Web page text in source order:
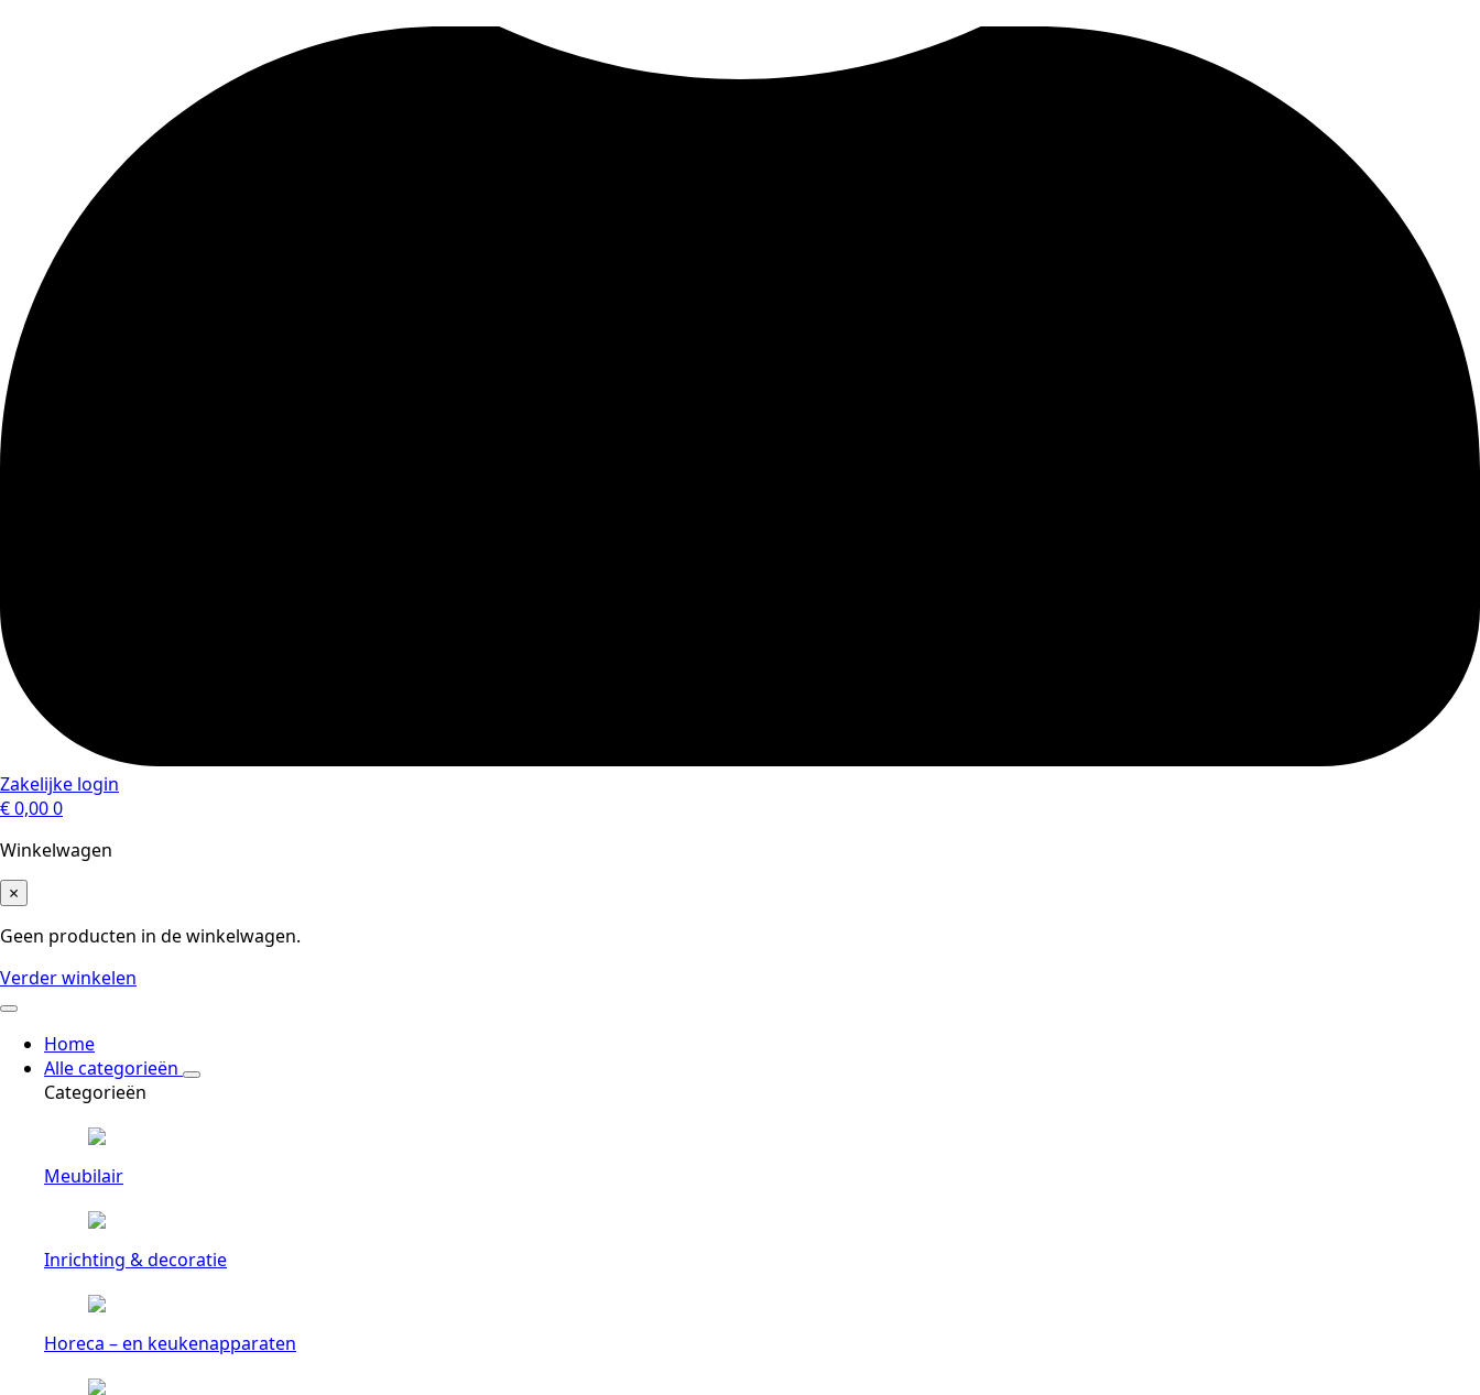
Zakelijke login
€0,000
Winkelwagen
×
Geen producten in de winkelwagen.
Verder winkelen
Home
Alle categorieën
Categorieën
Meubilair
Inrichting & decoratie
Horeca – en keukenapparaten